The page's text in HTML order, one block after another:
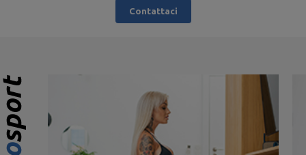
Contattaci